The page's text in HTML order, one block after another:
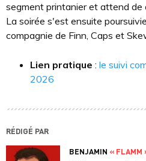
segment printanier et attend de
La soirée s'est ensuite
compagnie de Finn, Caps et
Lien pratique : le suivi
2026
RÉDIGÉ PAR
BENJAMIN « FLAMM